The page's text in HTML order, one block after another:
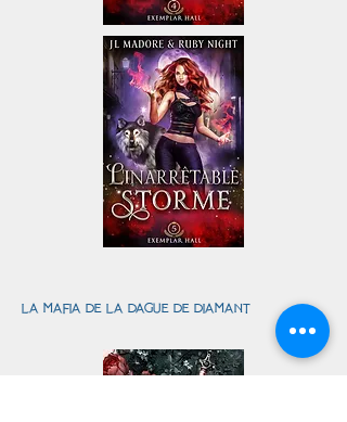
la mafia de la dague de diamant